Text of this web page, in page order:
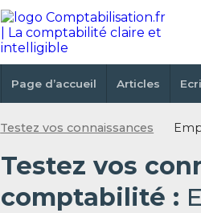
Page d’accueil Articles
Testez vos connaissances
Testez vos
comptabilité :